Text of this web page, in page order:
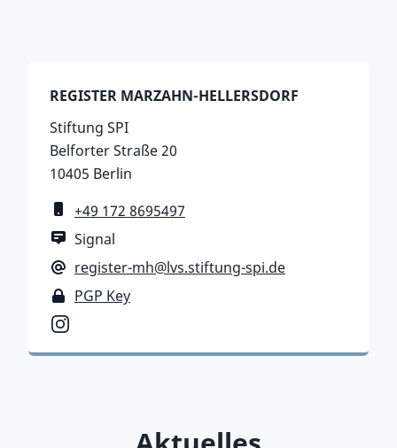
REGISTER MARZAHN-HELLERSDORF
Stiftung SPI
Belforter Straße 20
10405 Berlin
Mobiltelefon
+49 172 8695497
Messenger
Signal
E-Mail-Adresse
register-mh@lvs.stiftung-spi.de
PGP Key
PGP Key
Instagram